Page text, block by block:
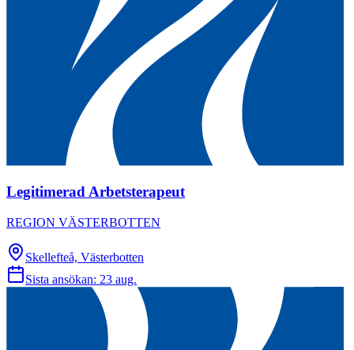
Legitimerad Arbetsterapeut
REGION VÄSTERBOTTEN
Skellefteå, Västerbotten
Sista ansökan: 23 aug.